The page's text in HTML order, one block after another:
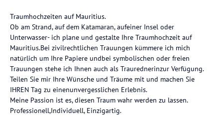
Traumhochzeiten auf Mauritius.
Ob am Strand, auf dem Katamaran, aufeiner Insel oder
Unterwasser- ich plane und gestalte Ihre Traumhochzeit auf
Mauritius.Bei zivilrechtlichen Trauungen kümmere ich mich
natürlich um Ihre Papiere undbei symbolischen oder freien
Trauungen stehe ich Ihnen auch als Traurednerinzur Verfügung.
Teilen Sie mir Ihre Wünsche und Träume mit und machen Sie
IHREN Tag zu einenunvergesslichen Erlebnis.
Meine Passion ist es, diesen Traum wahr werden zu lassen.
Professionell,Individuell, Einzigartig.